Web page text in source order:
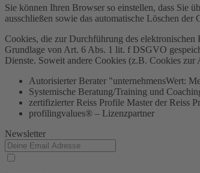
Sie können Ihren Browser so einstellen, dass Sie
ausschließen sowie das automatische Löschen
Cookies, die zur Durchführung des
Grundlage von Art. 6 Abs. 1 lit. f DSGVO
Dienste. Soweit andere Cookies (z.B. Cookies zur
Autorisierter Berater "unternehmensWert:
Systemische Beratung/Training und
zertifizierter Reiss Profile Master der Reiss
profilingvalues® – Lizenzpartner
Newsletter